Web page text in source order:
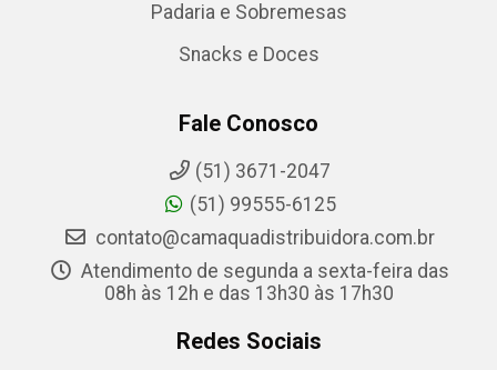
Padaria e Sobremesas
Snacks e Doces
Fale Conosco
(51) 3671-2047
(51) 99555-6125
contato@camaquadistribuidora.com.br
Atendimento de segunda a sexta-feira das
08h às 12h e das 13h30 às 17h30
Redes Sociais